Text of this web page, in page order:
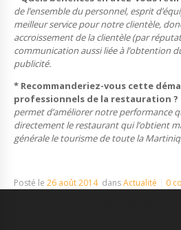
de l’ensemble du personnel, esprit
meilleur service pour notre clientèle,
accroissement de la clientèle (par
communication aussi liée à l’obtention
publicité.
* Recommanderiez-vous cette
professionnels de la restauration ?
permet d’améliorer notre performance
directement le restaurant qui l’obtient
générale le tourisme de toute la
Posté le 26 août 2014 dansActualité 0